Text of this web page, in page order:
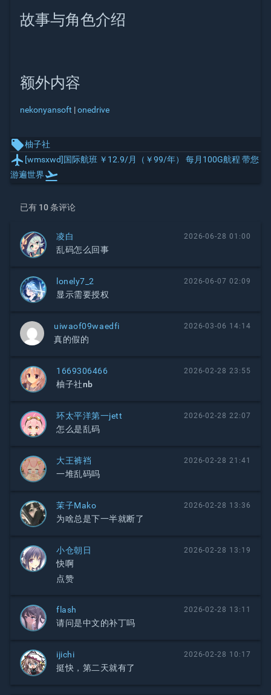
故事与角色介绍
额外内容
nekonyansoft |onedrive
local_offer柚子社
local_airport [wmsxwd]国际航班 ￥12.9/月（￥99/年） 每月100G航程 带您
游遍世界flight_takeoff
已有 10 条评论
凌白 2026-06-28 01:00
乱码怎么回事
lonely7_2 2026-06-07 02:09
显示需要授权
uiwaof09waedfi 2026-03-06 14:14
真的假的
1669306466 2026-02-28 23:55
柚子社nb
环太平洋第一jett 2026-02-28 22:07
怎么是乱码
大王裤裆 2026-02-28 21:41
一堆乱码吗
茉子Mako 2026-02-28 13:36
为啥总是下一半就断了
小仓朝日 2026-02-28 13:19
快啊
点赞
flash 2026-02-28 13:11
请问是中文的补丁吗
ijichi 2026-02-28 10:17
挺快，第二天就有了